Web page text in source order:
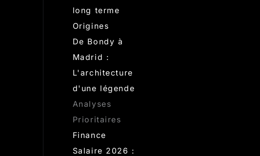
long terme
Origines
De Bondy à
Madrid :
L'architecture
d'une légende
Analyses
Prioritaires
Finance
Salaire 2026 :